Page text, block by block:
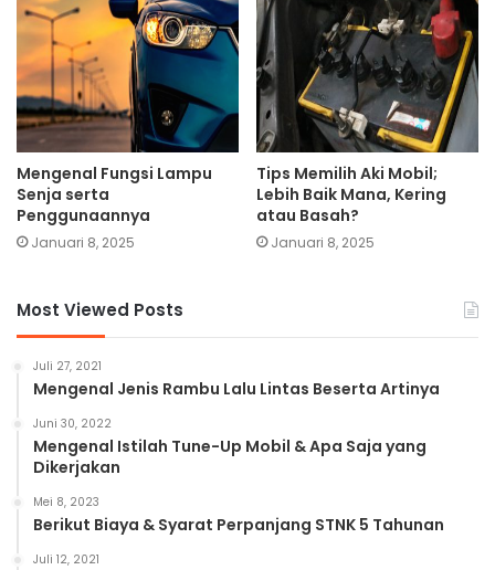
Mengenal Fungsi Lampu
Senja serta
Penggunaannya
Januari 8, 2025
Tips Memilih Aki Mobil;
Lebih Baik Mana, Kering
atau Basah?
Januari 8, 2025
Most Viewed Posts
Juli 27, 2021
Mengenal Jenis Rambu Lalu Lintas Beserta Artinya
Juni 30, 2022
Mengenal Istilah Tune-Up Mobil & Apa Saja yang
Dikerjakan
Mei 8, 2023
Berikut Biaya & Syarat Perpanjang STNK 5 Tahunan
Juli 12, 2021